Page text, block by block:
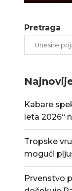
Pretraga
Kabare
leta 2026“
Tropske
mogući
Prvenstvo